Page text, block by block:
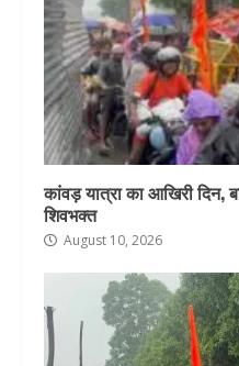
कांवड़ यात्रा का आखिरी दिन,
शिवभक्त
August 10, 2026